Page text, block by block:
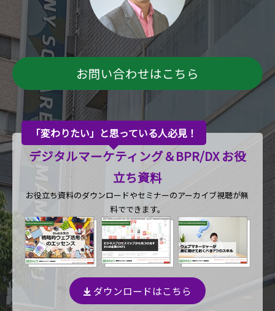
お問い合わせはこちら
「変わりたい」と思っている人必見！
デジタルマーケティング＆BPR/DX お役
立ち資料
お役立ち資料のダウンロードやセミナーのアーカイブ視聴が無
料でできます。
ダウンロードはこちら